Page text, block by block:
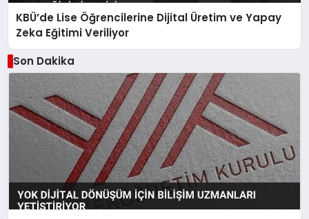
KBÜ’de Lise Öğrencilerine Dijital Üretim ve Yapay
Zeka Eğitimi Veriliyor
Son Dakika